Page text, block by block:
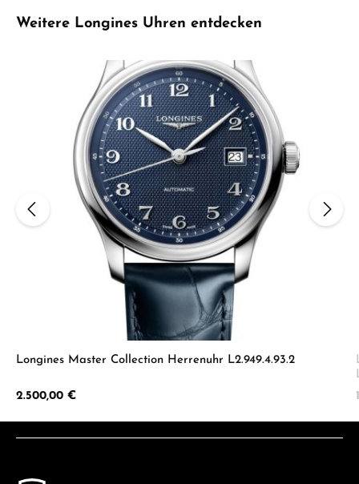
Produktgalerie überspringen
Weitere Longines Uhren entdecken
Longines Master Collection Herrenuhr L2.949.4.93.2
Regulärer Preis:
2.500,00 €